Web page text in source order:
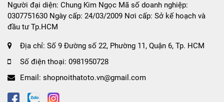
không đau nhức khi phải cầm lái suốt chặng
đường dài.
Độ co dãn, giúp ôm vừa bao tay lái, tạo sự quý
phái, sang trọng và khẳng định đẳng cấp.
Thân thiện với môi trường, hoàn toàn không
gây hại đến người dùng.
Thiết kế phong phú, mới lạ phù hợp với nhiều
dòng xe, cho khách hàng sự lựa chọn tốt nh ất.
Người đại diện: Chung Kim Ngọc Mã số doanh nghiệp:
0307751630 Ngày cấp: 24/03/2009 Nơi cấp: Sở kế hoạch và
đầu tư Tp.HCM
Địa chỉ: Số 9 Đường số 22, Phường 11, Quận 6, Tp. HCM
Số điện thoại: 0981950728
Email: shopnoithatoto.vn@gmail.com